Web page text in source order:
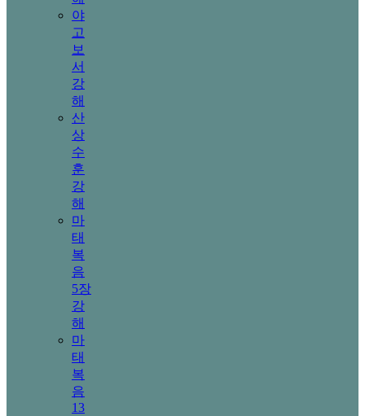
야
고
보
서
강
해
산
상
수
훈
강
해
마
태
복
음
5장
강
해
마
태
복
음
13